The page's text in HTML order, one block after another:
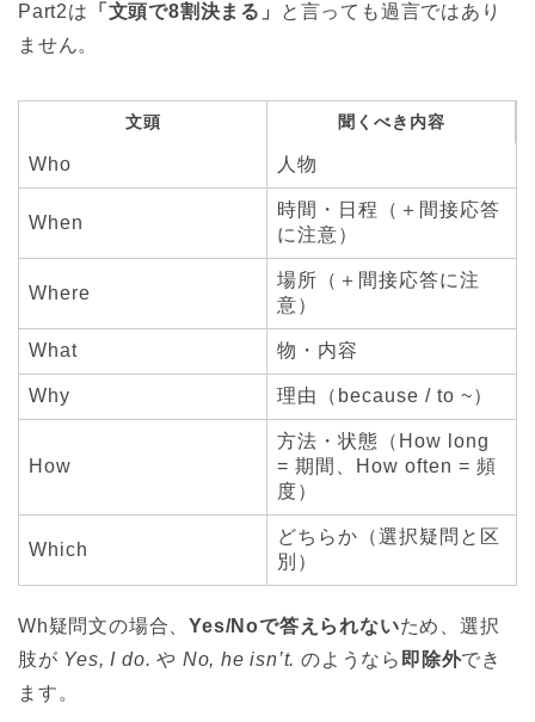
Part2は 「文頭で8割決まる」
と言っても過言ではあり
ません。
文頭 聞くべき内容
Who 人物
When
時間・日程（＋間接応答
に注意）
Where
場所（＋間接応答に注
意）
What 物・内容
Why 理由（because / to ~）
How
方法・状態（How long
= 期間、How often = 頻
度）
Which
どちらか（選択疑問と区
別）
Wh疑問文の場合、 Yes/Noで答えられないため、選択
肢が Yes, I do. や No, he isn’t. のようなら 即除外でき
ます。